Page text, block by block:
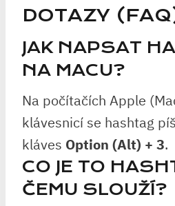
DOTAZY
JAK NAPSAT
NA MACU?
Na počítačích Apple
klávesnicí se hashtag
kláves Option (Alt) + 3.
CO JE TO
ČEMU SLOUŽÍ?